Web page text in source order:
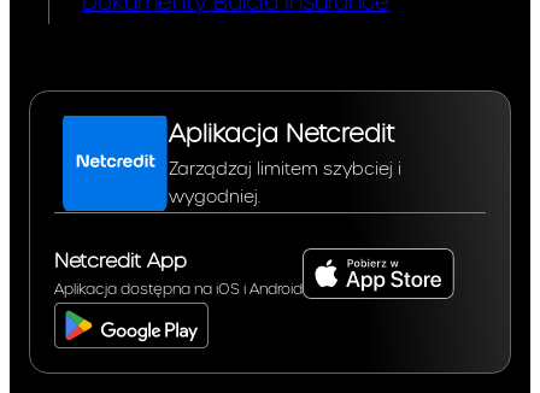
Aplikacja Netcredit
Zarządzaj limitem szybciej i
wygodniej.
Netcredit App
Aplikacja dostępna na iOS i Android